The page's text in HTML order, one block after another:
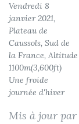
Vendredi 8
janvier 2021,
Plateau de
Caussols, Sud de
la France, Altitude
1100m(3,600ft)
Une froide
journée d'hiver
Mis à jour par